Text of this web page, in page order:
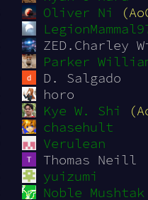
Oliver Ni
ZED.Charley
Parker
D. Salgado
horo
Kye W. Shi
chasehult
Verulean
Thomas Neill
yuizumi
Noble Mushtak